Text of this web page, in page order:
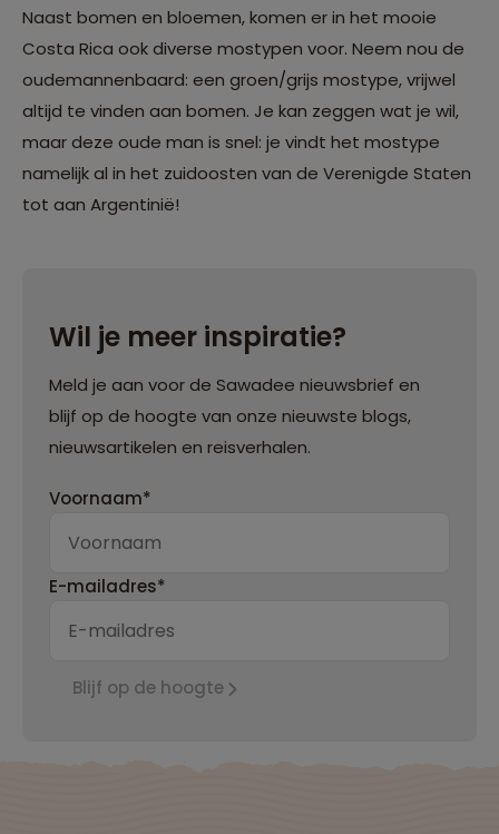
Naast bomen en bloemen, komen er in het mooie
Costa Rica ook diverse mostypen voor. Neem nou de
oudemannenbaard: een groen/grijs mostype, vrijwel
altijd te vinden aan bomen. Je kan zeggen wat je wil,
maar deze oude man is snel: je vindt het mostype
namelijk al in het zuidoosten van de Verenigde Staten
tot aan Argentinië!
Wil je meer inspiratie?
Meld je aan voor de Sawadee nieuwsbrief en
blijf op de hoogte van onze nieuwste blogs,
nieuwsartikelen en reisverhalen.
Voornaam*
E-mailadres*
Blijf op de hoogte